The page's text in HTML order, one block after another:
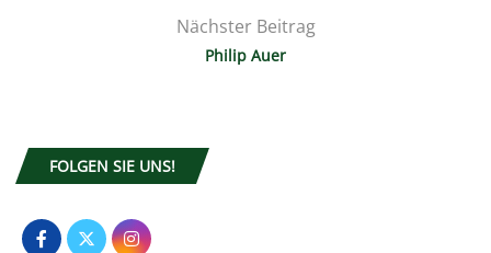
Nächster Beitrag
Philip Auer
FOLGEN SIE UNS!